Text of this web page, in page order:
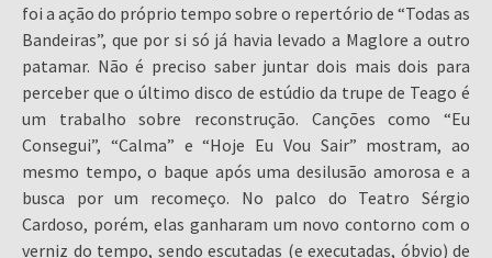
foi a ação do próprio tempo sobre o repertório de “Todas as
Bandeiras”, que por si só já havia levado a Maglore a outro
patamar. Não é preciso saber juntar dois mais dois para
perceber que o último disco de estúdio da trupe de Teago é
um trabalho sobre reconstrução. Canções como “Eu
Consegui”, “Calma” e “Hoje Eu Vou Sair” mostram, ao
mesmo tempo, o baque após uma desilusão amorosa e a
busca por um recomeço. No palco do Teatro Sérgio
Cardoso, porém, elas ganharam um novo contorno com o
verniz do tempo, sendo escutadas (e executadas, óbvio) de